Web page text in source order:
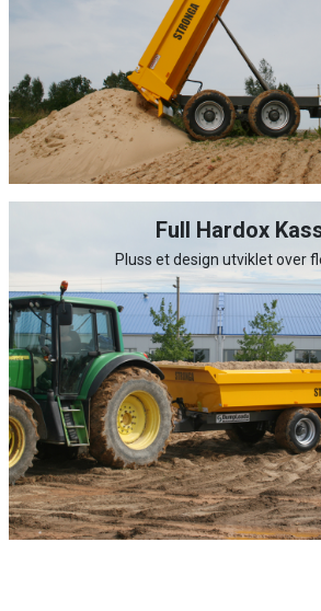
Full Hardox
Pluss et design utviklet over